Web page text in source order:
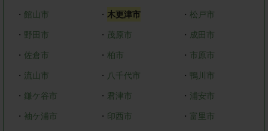
・ 館山市 ・ 木更津市 ・松戸市
・ 野田市 ・ 茂原市 ・ 成田市
・ 佐倉市 ・ 柏市 ・ 市原市
・ 流山市 ・ 八千代市 ・ 鴨川市
・ 鎌ケ谷市 ・ 君津市 ・ 浦安市
・ 袖ケ浦市 ・ 印西市 ・ 富里市